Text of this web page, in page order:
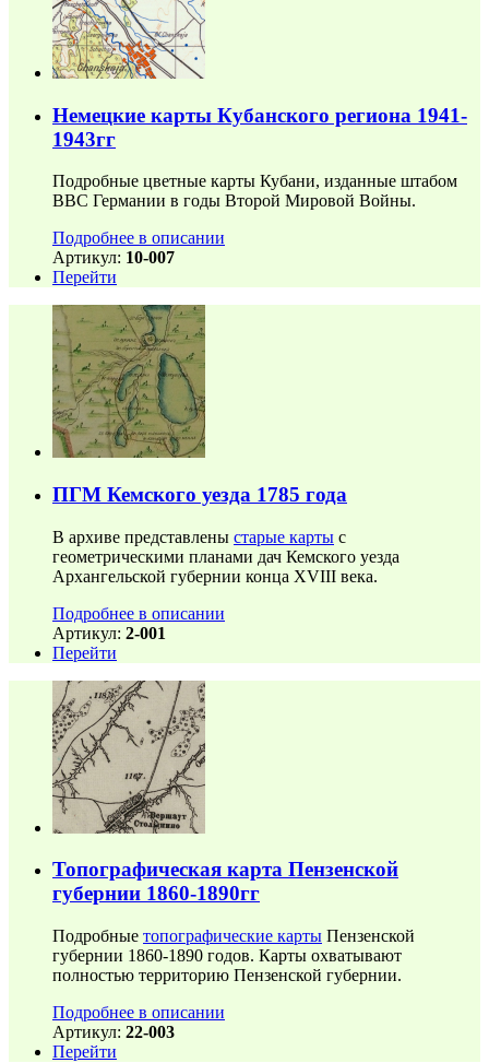
Немецкие карты Кубанского региона 1941-
1943гг
Подробные цветные карты Кубани, изданные штабом
ВВС Германии в годы Второй Мировой Войны.
Подробнее в описании
Артикул: 10-007
Перейти
ПГМ Кемского уезда 1785 года
В архиве представлены старые карты с
геометрическими планами дач Кемского уезда
Архангельской губернии конца XVIII века.
Подробнее в описании
Артикул: 2-001
Перейти
Топографическая карта Пензенской
губернии 1860-1890гг
Подробные топографические карты Пензенской
губернии 1860-1890 годов. Карты охватывают
полностью территорию Пензенской губернии.
Подробнее в описании
Артикул: 22-003
Перейти